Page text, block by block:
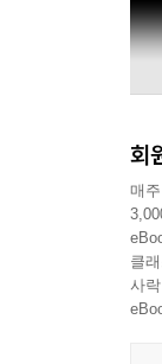
회
매
클
사